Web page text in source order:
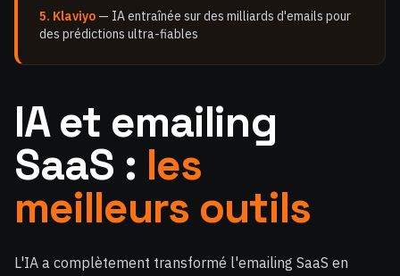
5. Klaviyo — IA entraînée sur des milliards d'emails pour
des prédictions ultra-fiables
IA et emailing
SaaS : les
meilleurs outils
L'IA a complètement transformé l'emailing SaaS en